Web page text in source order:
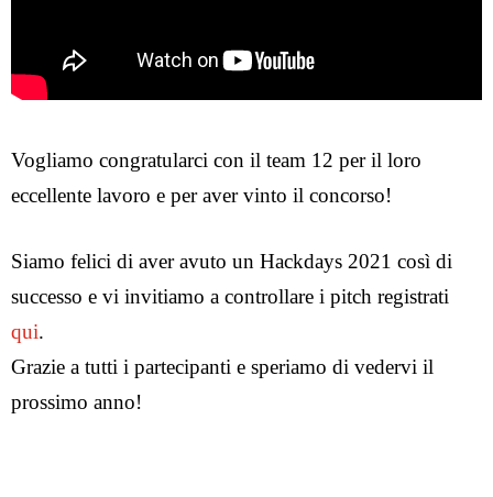
Vogliamo congratularci con il team 12 per il loro
eccellente lavoro e per aver vinto il concorso!
Siamo felici di aver avuto un Hackdays 2021 così di
successo e vi invitiamo a controllare i pitch registrati
qui.
Grazie a tutti i partecipanti e speriamo di vedervi il
prossimo anno!